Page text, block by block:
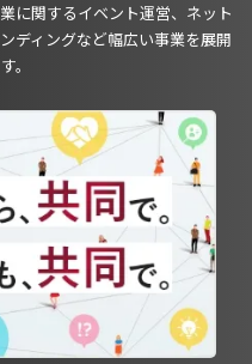
に関するイベント運営、ネット
ディングなど幅広い事業を展開
。